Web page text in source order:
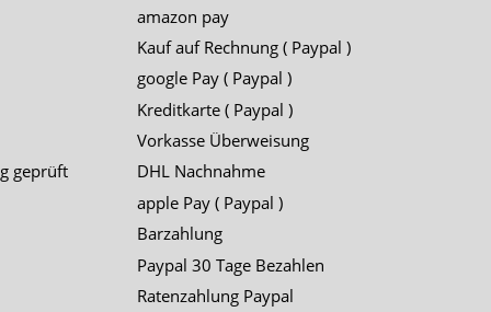
geprüft
amazon pay
Kauf auf Rechnung ( Paypal )
google Pay ( Paypal )
Kreditkarte ( Paypal )
Vorkasse Überweisung
DHL Nachnahme
apple Pay ( Paypal )
Barzahlung
Paypal 30 Tage Bezahlen
Ratenzahlung Paypal